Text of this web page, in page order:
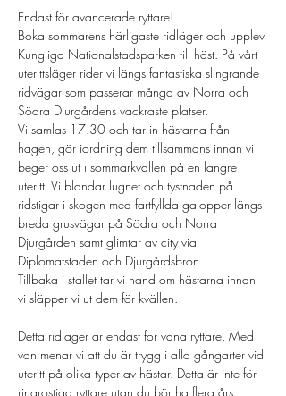
Endast för avancerade ryttare!
Boka sommarens härligaste ridläger och upplev
Kungliga Nationalstadsparken till häst. På vårt
uterittsläger rider vi längs fantastiska slingrande
ridvägar som passerar många av Norra och
Södra Djurgårdens vackraste platser.
Vi samlas 17.30 och tar in hästarna från
hagen, gör iordning dem tillsammans innan vi
beger oss ut i sommarkvällen på en längre
uteritt. Vi blandar lugnet och tystnaden på
ridstigar i skogen med fartfyllda galopper längs
breda grusvägar på Södra och Norra
Djurgården samt glimtar av city via
Diplomatstaden och Djurgårdsbron.
Tillbaka i stallet tar vi hand om hästarna innan
vi släpper vi ut dem för kvällen.
Detta ridläger är endast för vana ryttare. Med
van menar vi att du är trygg i alla gångarter vid
uteritt på olika typer av hästar. Detta är inte för
ringrostiga ryttare utan du bör ha flera års